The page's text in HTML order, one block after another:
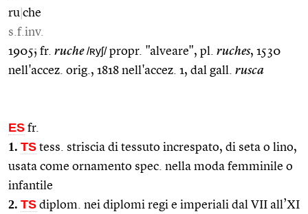
ru che
s.f.inv.
1905; fr. ruche /ʀyʃ/propr. "alveare", pl. ruches, 1530
nell'accez. orig., 1818 nell'accez. 1, dal gall. rusca
ES fr.
1. TS tess. striscia di tessuto increspato, di seta o lino,
usata come ornamento spec. nella moda femminile o
infantile
2. TS diplom. nei diplomi regi e imperiali dal VII all’XI